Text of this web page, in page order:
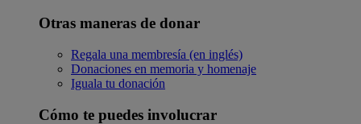
Otras maneras de donar
Regala una membresía (en inglés)
Donaciones en memoria y homenaje
Iguala tu donación
Cómo te puedes involucrar